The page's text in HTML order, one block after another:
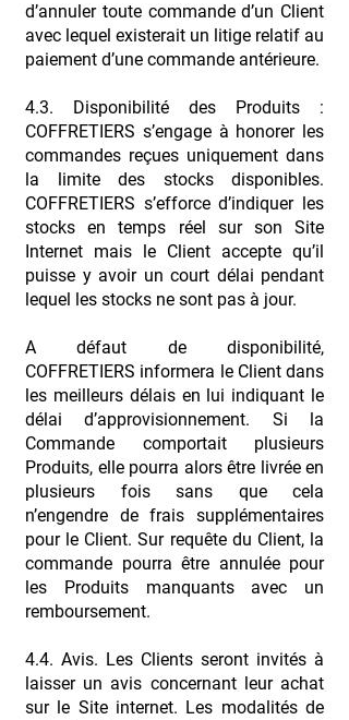
d’annuler toute commande d’un Client
avec lequel existerait un litige relatif au
paiement d’une commande antérieure.
4.3. Disponibilité des Produits :
COFFRETIERS s’engage à honorer les
commandes reçues uniquement dans
la limite des stocks disponibles.
COFFRETIERS s’efforce d’indiquer les
stocks en temps réel sur son Site
Internet mais le Client accepte qu’il
puisse y avoir un court délai pendant
lequel les stocks ne sont pas à jour.
A défaut de disponibilité,
COFFRETIERS informera le Client dans
les meilleurs délais en lui indiquant le
délai d’approvisionnement. Si la
Commande comportait plusieurs
Produits, elle pourra alors être livrée en
plusieurs fois sans que cela
n’engendre de frais supplémentaires
pour le Client. Sur requête du Client, la
commande pourra être annulée pour
les Produits manquants avec un
remboursement.
4.4. Avis. Les Clients seront invités à
laisser un avis concernant leur achat
sur le Site internet. Les modalités de